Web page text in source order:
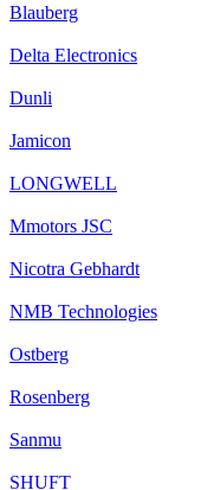
Blauberg
Delta Electronics
Dunli
Jamicon
LONGWELL
Mmotors JSC
Nicotra Gebhardt
NMB Technologies
Ostberg
Rosenberg
Sanmu
SHUFT